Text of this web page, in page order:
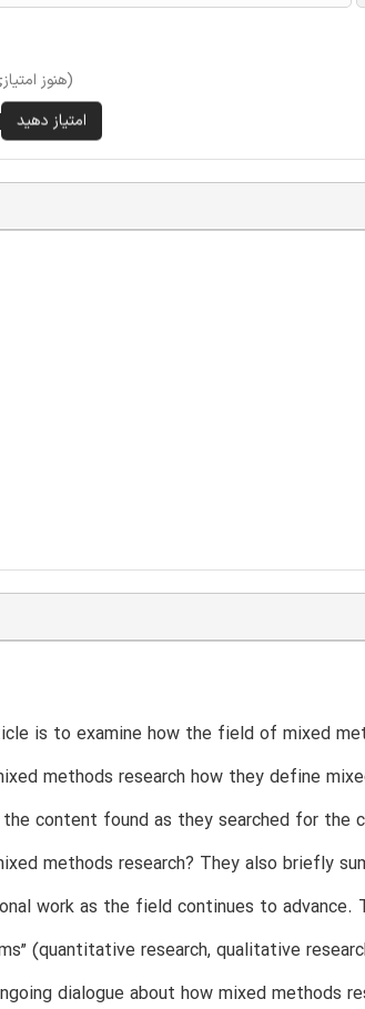
(هنوز
is to examine how the field of mixed
methods research how they define
content found as they searched for the
methods research? They also briefly
work as the field continues to
(quantitative research, qualitative
dialogue about how mixed methods